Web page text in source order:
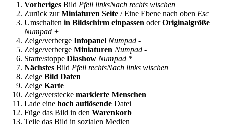
Vorheriges Bild Pfeil linksNach rechts wischen
Zurück zurMiniaturen Seite / Eine Ebene nach oben Esc
Umschalten in Bildschirm einpassen oderOriginalgröße
Numpad +
Zeige/verberge Infopanel Numpad -
Zeige/verberge Miniaturen Numpad -
Starte/stoppe Diashow Numpad *
Nächstes Bild Pfeil rechtsNach links wischen
Zeige Bild Daten
Zeige Karte
Zeige/verstecke markierte Menschen
Lade eine hoch auflösende Datei
Füge das Bild in den Warenkorb
Teile das Bild in sozialen Medien